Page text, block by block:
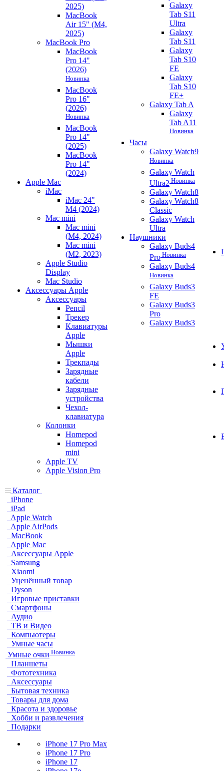
2025)
MacBook
Air 15" (M4,
2025)
MacBook Pro
MacBook
Pro 14"
(2026)
Новинка
MacBook
Pro 16"
(2026)
Новинка
MacBook
Pro 14"
(2025)
MacBook
Pro 14"
(2024)
Apple Mac
iMac
iMac 24"
M4 (2024)
Mac mini
Mac mini
(M4, 2024)
Mac mini
(M2, 2023)
Apple Studio
Display
Mac Studio
Аксессуары Apple
Аксессуары
Pencil
Трекер
Клавиатуры
Apple
Мышки
Apple
Трекпады
Зарядные
кабели
Зарядные
устройства
Чехол-
клавиатура
Колонки
Homepod
Homepod
mini
Apple TV
Apple Vision Pro
Galaxy
Tab S11
Ultra
Galaxy
Tab S11
Galaxy
Tab S10
FE
Galaxy
Tab S10
FE+
Galaxy Tab A
Galaxy
Tab A11
Новинка
Часы
Galaxy Watch9
Новинка
Galaxy Watch
Ultra2 Новинка
Galaxy Watch8
Galaxy Watch8
Classic
Galaxy Watch
Ultra
Наушники
Galaxy Buds4
Pro Новинка
Galaxy Buds4
Новинка
Galaxy Buds3
FE
Galaxy Buds3
Pro
Galaxy Buds3
Каталог
iPhone
iPad
Apple Watch
Apple AirPods
MacBook
Apple Mac
Аксессуары Apple
Samsung
Xiaomi
Уценённый товар
Dyson
Игровые приставки
Смартфоны
Аудио
ТВ и Видео
Компьютеры
Умные часы
Умные очки Новинка
Планшеты
Фототехника
Аксессуары
Бытовая техника
Товары для дома
Красота и здоровье
Хобби и развлечения
Подарки
iPhone 17 Pro Max
iPhone 17 Pro
iPhone 17